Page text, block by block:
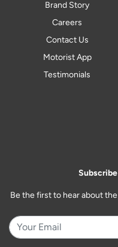
Brand Story
Careers
Contact Us
Motorist App
Testimonials
Be the first to hear about